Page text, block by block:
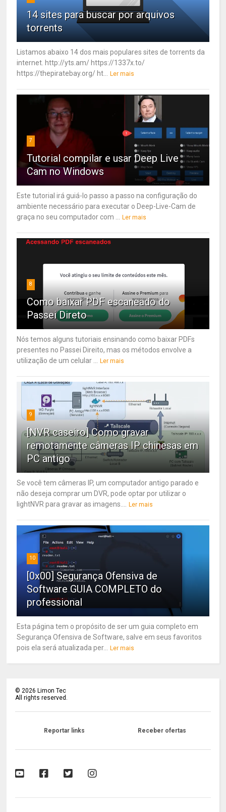
14 sites para buscar por arquivos
torrents
Listamos abaixo 14 dos mais populares sites de torrents da
internet. http://yts.am/ https://1337x.to/
https://thepiratebay.org/ ht... Ler mais
7
Tutorial compilar e usar Deep Live
Cam no Windows
Este tutorial irá guiá-lo passo a passo na configuração do
ambiente necessário para executar o Deep-Live-Cam de
graça no seu computador com ... Ler mais
8
Como baixar PDF escaneado do
Passei Direto
Nós temos alguns tutoriais ensinando como baixar PDFs
presentes no Passei Direito, mas os métodos envolve a
utilização de um celular ... Ler mais
9
[NVR caseiro] Como gravar
remotamente câmeras IP chinesas em
PC antigo
Se você tem câmeras IP, um computador antigo parado e
não deseja comprar um DVR, pode optar por utilizar o
lightNVR para gravar as imagens.... Ler mais
10
[0x00] Segurança Ofensiva de
Software GUIA COMPLETO do
professional
Esta página tem o propósito de ser um guia completo em
Segurança Ofensiva de Software, salve em seus favoritos
pois ela será atualizada per... Ler mais
©2026 Limon Tec
All rights reserved.
Reportar links Receber ofertas